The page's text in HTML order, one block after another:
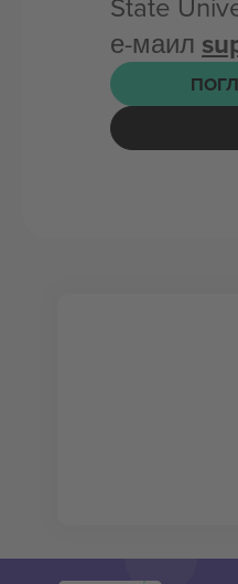
е-маил